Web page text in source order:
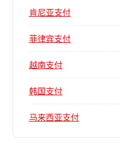
肯尼亚支付
菲律宾支付
越南支付
韩国支付
马来西亚支付